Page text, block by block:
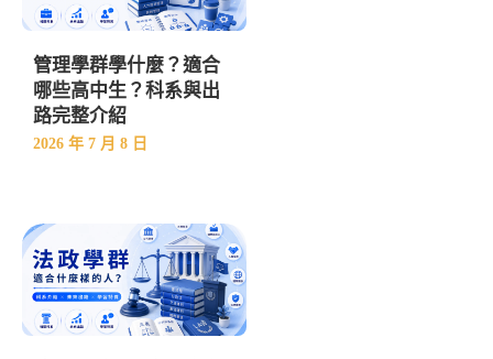
管理學群學什麼？適合
哪些高中生？科系與出
路完整介紹
2026 年 7 月 8 日